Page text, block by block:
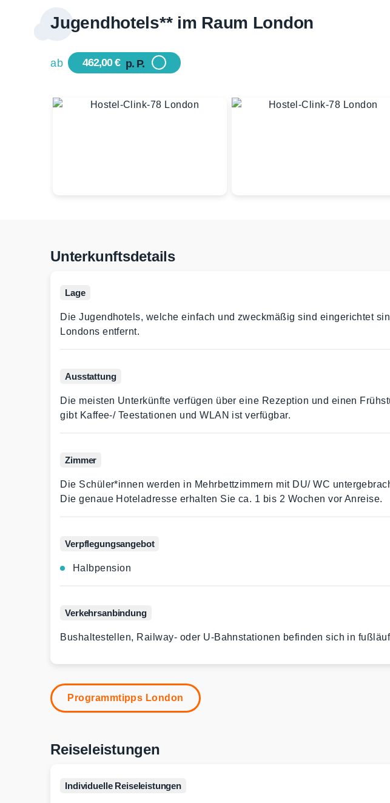
Jugendhotels** im Raum London
ab 462,00 € p. P.
Unterkunftsdetails
Lage
Die Jugendhotels, welche einfach und zweckmäßig sind eingerichtet
Londons entfernt.
Ausstattung
Die meisten Unterkünfte verfügen über eine Rezeption und einen
gibt Kaffee-/ Teestationen und WLAN ist verfügbar.
Zimmer
Die Schüler*innen werden in Mehrbettzimmern mit DU/ WC
Die genaue Hoteladresse erhalten Sie ca. 1 bis 2 Wochen vor Anreise.
Verpflegungs­angebot
Halbpension
Verkehrs­anbindung
Bushaltestellen, Railway- oder U-Bahnstationen befinden sich in
Programmtipps London
Reiseleistungen
Individuelle Reiseleistungen